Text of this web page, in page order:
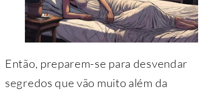
Então, preparem-se para desvendar
segredos que vão muito além da